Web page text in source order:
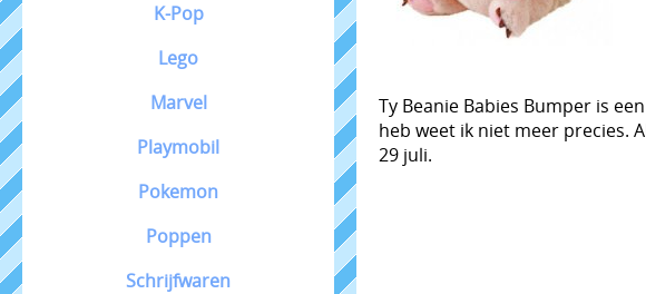
K-Pop
Lego
Marvel
Playmobil
Pokemon
Poppen
Schrijfwaren
Ty Beanie Babies Bumper is
heb weet ik niet meer precies.
29 juli.